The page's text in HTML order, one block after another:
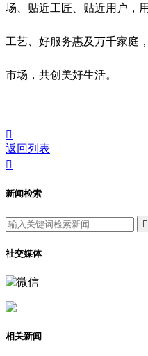
场、贴近工匠、贴近用户，
工艺、好服务惠及万千家庭
市场，共创美好生活。

返回列表

新闻检索

社交媒体
相关新闻